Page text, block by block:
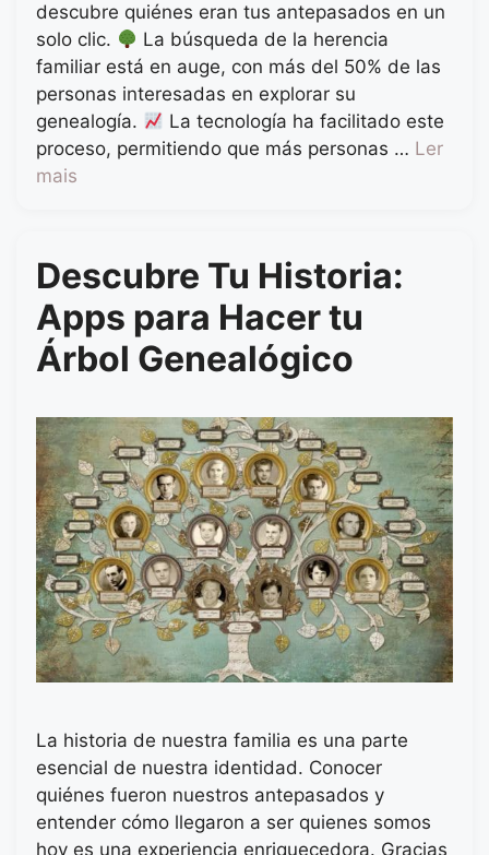
descubre quiénes eran tus antepasados en un
solo clic.
La búsqueda de la herencia
familiar está en auge, con más del 50% de las
personas interesadas en explorar su
genealogía.
La tecnología ha facilitado este
proceso, permitiendo que más personas … Ler
mais
Descubre Tu Historia:
Apps para Hacer tu
Árbol Genealógico
La historia de nuestra familia es una parte
esencial de nuestra identidad. Conocer
quiénes fueron nuestros antepasados y
entender cómo llegaron a ser quienes somos
hoy es una experiencia enriquecedora. Gracias